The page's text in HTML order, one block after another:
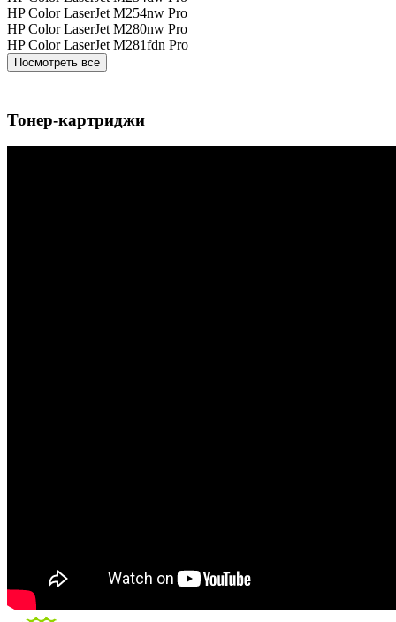
HP Color LaserJet M254nw Pro
HP Color LaserJet M280nw Pro
HP Color LaserJet M281fdn Pro
Посмотреть все
Тонер-картриджи